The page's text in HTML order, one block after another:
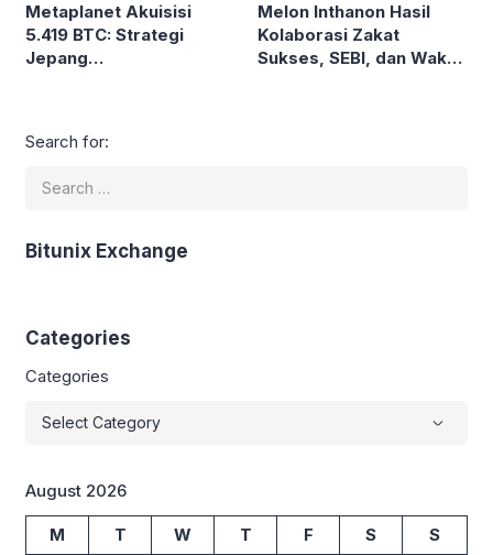
Metaplanet Akuisisi
5.419 BTC: Strategi
Jepang
Melon Inthanon Hasil
Kolaborasi Zakat
Sukses, SEBI, dan Wakaf
Search for:
Bitunix Exchange
Categories
Categories
August 2026
M T W T F S
S